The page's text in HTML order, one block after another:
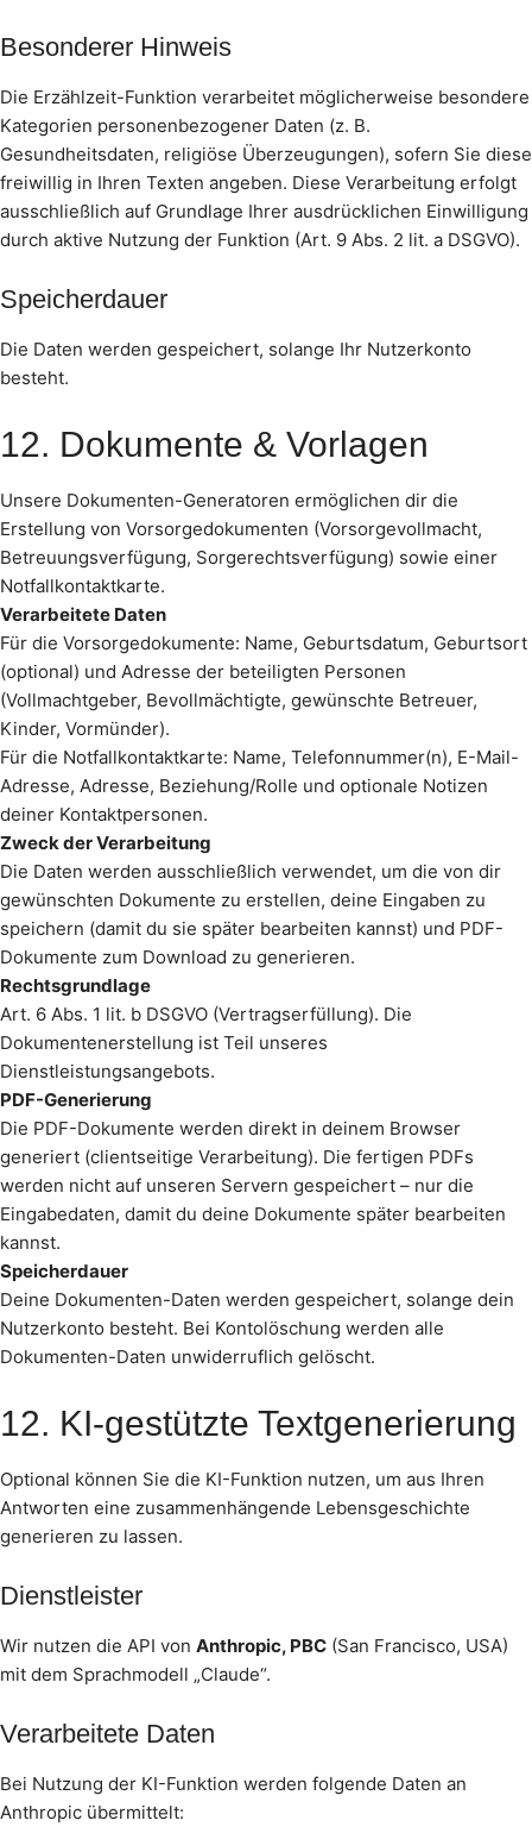
Besonderer Hinweis
Die Erzählzeit-Funktion verarbeitet möglicherweise besondere
Kategorien personenbezogener Daten (z. B.
Gesundheitsdaten, religiöse Überzeugungen), sofern Sie diese
freiwillig in Ihren Texten angeben. Diese Verarbeitung erfolgt
ausschließlich auf Grundlage Ihrer ausdrücklichen Einwilligung
durch aktive Nutzung der Funktion (Art. 9 Abs. 2 lit. a DSGVO).
Speicherdauer
Die Daten werden gespeichert, solange Ihr Nutzerkonto
besteht.
12. Dokumente & Vorlagen
Unsere Dokumenten-Generatoren ermöglichen dir die
Erstellung von Vorsorgedokumenten (Vorsorgevollmacht,
Betreuungsverfügung, Sorgerechtsverfügung) sowie einer
Notfallkontaktkarte.
Verarbeitete Daten
Für die Vorsorgedokumente: Name, Geburtsdatum, Geburtsort
(optional) und Adresse der beteiligten Personen
(Vollmachtgeber, Bevollmächtigte, gewünschte Betreuer,
Kinder, Vormünder).
Für die Notfallkontaktkarte: Name, Telefonnummer(n), E-Mail-
Adresse, Adresse, Beziehung/Rolle und optionale Notizen
deiner Kontaktpersonen.
Zweck der Verarbeitung
Die Daten werden ausschließlich verwendet, um die von dir
gewünschten Dokumente zu erstellen, deine Eingaben zu
speichern (damit du sie später bearbeiten kannst) und PDF-
Dokumente zum Download zu generieren.
Rechtsgrundlage
Art. 6 Abs. 1 lit. b DSGVO (Vertragserfüllung). Die
Dokumentenerstellung ist Teil unseres
Dienstleistungsangebots.
PDF-Generierung
Die PDF-Dokumente werden direkt in deinem Browser
generiert (clientseitige Verarbeitung). Die fertigen PDFs
werden nicht auf unseren Servern gespeichert – nur die
Eingabedaten, damit du deine Dokumente später bearbeiten
kannst.
Speicherdauer
Deine Dokumenten-Daten werden gespeichert, solange dein
Nutzerkonto besteht. Bei Kontolöschung werden alle
Dokumenten-Daten unwiderruflich gelöscht.
12. KI-gestützte Textgenerierung
Optional können Sie die KI-Funktion nutzen, um aus Ihren
Antworten eine zusammenhängende Lebensgeschichte
generieren zu lassen.
Dienstleister
Wir nutzen die API von Anthropic, PBC (San Francisco, USA)
mit dem Sprachmodell „Claude“.
Verarbeitete Daten
Bei Nutzung der KI-Funktion werden folgende Daten an
Anthropic übermittelt: